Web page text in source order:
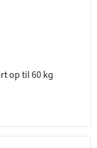
op til 60 kg